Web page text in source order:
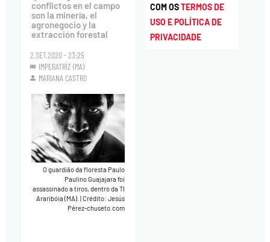
conflictos en el campo
son la minería, el
agronegocio y la
extracción forestal
2.SET.2020 - 23:25
IMPERATRIZ (MA)
MARIANA CASTRO
O guardião da floresta Paulo
Paulino Guajajara foi
assassinado a tiros, dentro da TI
Araribóia (MA).|Crédito: Jesús
Pérez-chuseto.com
COM OSTERMOS DE
USO E POLÍTICA DE
PRIVACIDADE